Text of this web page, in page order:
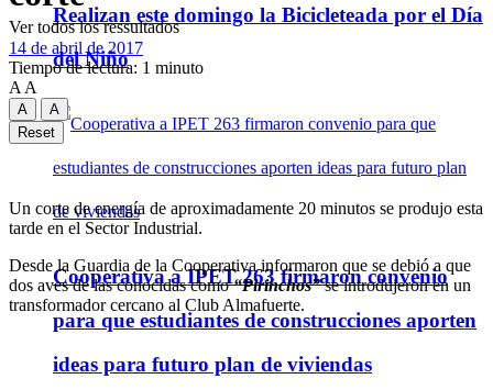
Realizan este domingo la Bicicleteada por el Día
del Niño
Cooperativa a IPET 263 firmaron convenio
para que estudiantes de construcciones aporten
ideas para futuro plan de viviendas
Ver todos los ressultados
14 de abril de 2017
Tiempo de lectura: 1 minuto
A A
A
A
Reset
Un corte de energía de aproximadamente 20 minutos se produjo esta
tarde en el Sector Industrial.
Desde la Guardia de la Cooperativa informaron que se debió a que
dos aves de las conocidas como“Pirinchos”se introdujeron en un
transformador cercano al Club Almafuerte.